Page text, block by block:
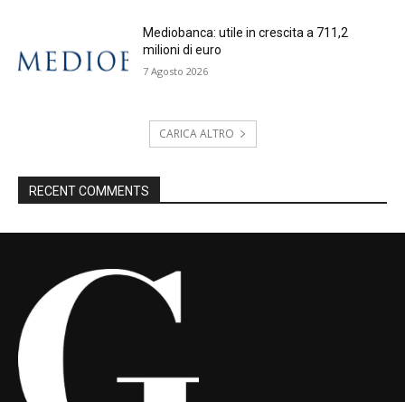
Mediobanca: utile in crescita a 711,2
milioni di euro
7 Agosto 2026
CARICA ALTRO
RECENT COMMENTS